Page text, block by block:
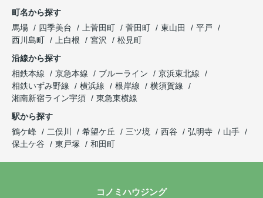
町名から探す
馬場
四季美台 上菅田町 菅田町 東山田
平戸
西川島町
上白根 宮沢
松見町
沿線から探す
相鉄本線
京急本線 ブルーライン
京浜東北線
相鉄いずみ野線
横浜線 根岸線
横須賀線
湘南新宿ライン宇須
東急東横線
駅から探す
鶴ケ峰
二俣川 希望ケ丘 三ツ境 西谷 弘明寺
山手
保土ケ谷
東戸塚 和田町
コノミハウジング